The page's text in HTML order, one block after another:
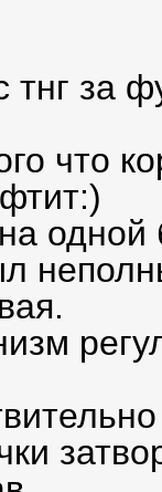
тнг за
что
одной